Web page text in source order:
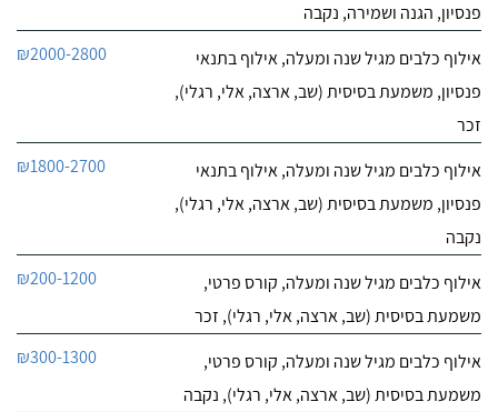
הייתי מאוד מרוצה, ליאור
הבעלים מצליח להעניק
לכלבים שהות נעימה בזמן
שהייתם בפנסיון, ניתן
בחום!
פנסיון, הגנה ושמירה, נקבה
אילוף כלבים מגיל שנה ומעלה, אילוף בתנאי
פנסיון, משמעת בסיסית (שב, ארצה, אלי, רגלי),
זכר
₪2000-2800
אילוף כלבים מגיל שנה ומעלה, אילוף בתנאי
פנסיון, משמעת בסיסית (שב, ארצה, אלי, רגלי),
נקבה
₪1800-2700
אילוף כלבים מגיל שנה ומעלה, קורס פרטי,
משמעת בסיסית (שב, ארצה, אלי, רגלי), זכר
₪200-1200
אילוף כלבים מגיל שנה ומעלה, קורס פרטי,
משמעת בסיסית (שב, ארצה, אלי, רגלי), נקבה
₪300-1300